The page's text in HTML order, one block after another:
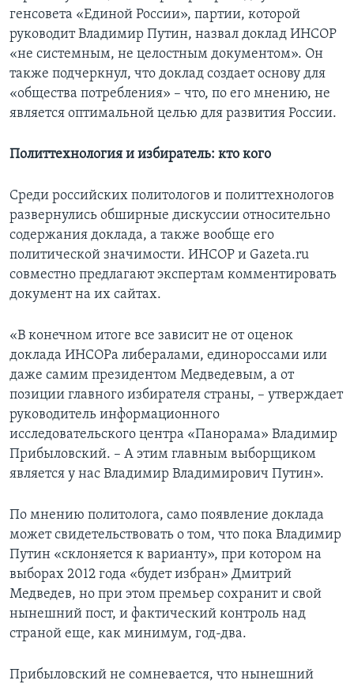
генсовета «Единой России», партии, которой
руководит Владимир Путин, назвал доклад ИНСОР
«не системным, не целостным документом». Он
также подчеркнул, что доклад создает основу для
«общества потребления» – что, по его мнению, не
является оптимальной целью для развития России.
Политтехнология и избиратель: кто кого
Среди российских политологов и политтехнологов
развернулись обширные дискуссии относительно
содержания доклада, а также вообще его
политической значимости. ИНСОР и Gazeta.ru
совместно предлагают экспертам комментировать
документ на их сайтах.
«В конечном итоге все зависит не от оценок
доклада ИНСОРа либералами, единороссами или
даже самим президентом Медведевым, а от
позиции главного избирателя страны, – утверждает
руководитель информационного
исследовательского центра «Панорама» Владимир
Прибыловский. – А этим главным выборщиком
является у нас Владимир Владимирович Путин».
По мнению политолога, само появление доклада
может свидетельствовать о том, что пока Владимир
Путин «склоняется к варианту», при котором на
выборах 2012 года «будет избран» Дмитрий
Медведев, но при этом премьер сохранит и свой
нынешний пост, и фактический контроль над
страной еще, как минимум, год-два.
Прибыловский не сомневается, что нынешний